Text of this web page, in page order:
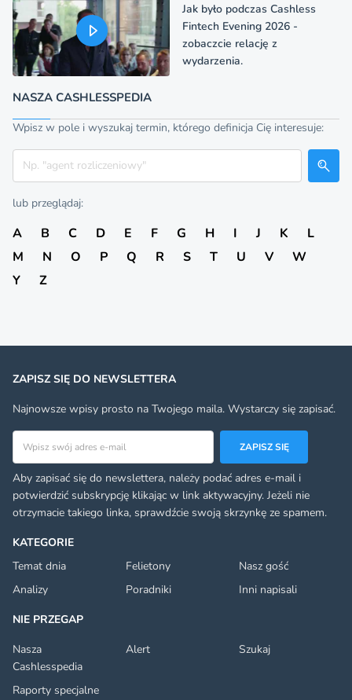
Jak było podczas Cashless
Fintech Evening 2026 -
zobaczcie relację z
wydarzenia.
NASZA CASHLESSPEDIA
Wpisz w pole i wyszukaj termin, którego definicja Cię interesuje:
Szukaj
lub przeglądaj:
A B C D E F G H I J K
L
M
N O P Q R S T U V
W
Y
Z
KATEGORIE
Temat dnia
Felietony
Nasz gość
Analizy
Poradniki
Inni napisali
NIE PRZEGAP
Nasza
Cashlesspedia
Alert Szukaj
Raporty specjalne
ZAPISZ SIĘ DO NEWSLETTERA
Najnowsze wpisy prosto na Twojego maila. Wystarczy się zapisać.
Adres email
ZAPISZ SIĘ
Aby zapisać się do newslettera, należy podać adres e-mail i
potwierdzić subskrypcję klikając w link aktywacyjny. Jeżeli nie
otrzymacie takiego linka, sprawdźcie swoją skrzynkę ze spamem.